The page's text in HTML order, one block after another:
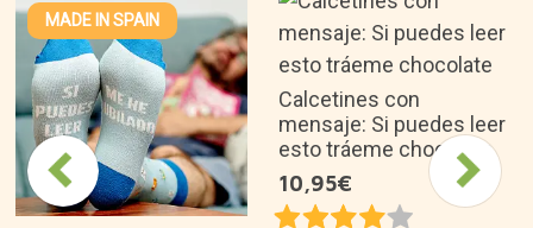
MADE IN SPAIN
Calcetines con
mensaje: Si puedes leer
esto tráeme chocolate
10,95€